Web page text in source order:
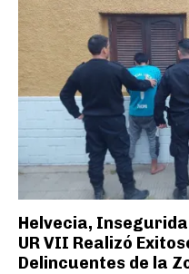
Helvecia,
UR VII Realizó
Delincuentes de la